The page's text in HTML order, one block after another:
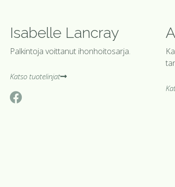
Isabelle Lancray
Palkintoja voittanut ihonhoitosarja.
Katso tuotelinjat